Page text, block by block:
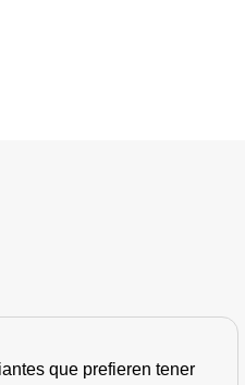
que prefieren tener